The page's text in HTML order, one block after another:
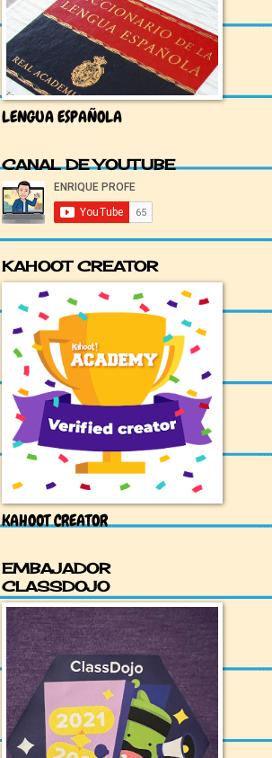
LENGUA ESPAÑOLA
CANAL DE YOUTUBE
KAHOOT CREATOR
KAHOOT CREATOR
EMBAJADOR
CLASSDOJO